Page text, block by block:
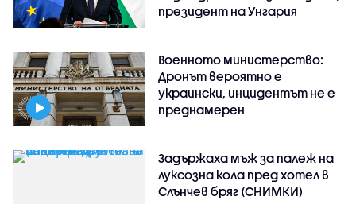
президент на Унгария
Военното министерство:
Дронът вероятно е
украински, инцидентът не е
преднамерен
Задържаха мъж за палеж на
луксозна кола пред хотел в
Слънчев бряг (СНИМКИ)